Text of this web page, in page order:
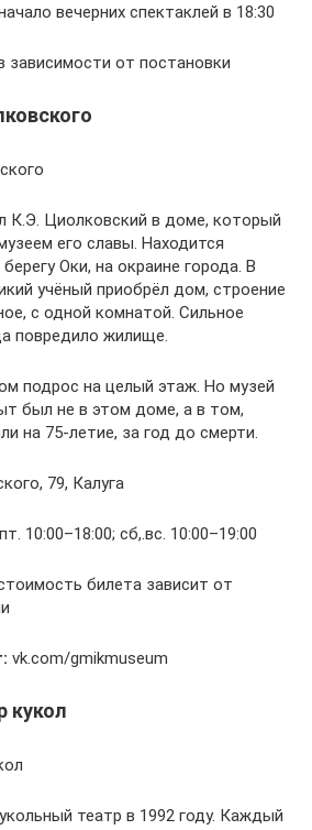
вечерних спектаклей в 18:30
зависимости от постановки
К.Э. Циолковский в доме, который
его славы. Находится
Оки, на окраине города. В
учёный приобрёл дом, строение
с одной комнатой. Сильное
повредило жилище.
подрос на целый этаж. Но музей
был не в этом доме, а в том,
на 75-летие, за год до смерти.
79, Калуга
10:00–18:00; сб,.вс. 10:00–19:00
билета зависит от
vk.com/gmikmuseum
кукол
театр в 1992 году. Каждый